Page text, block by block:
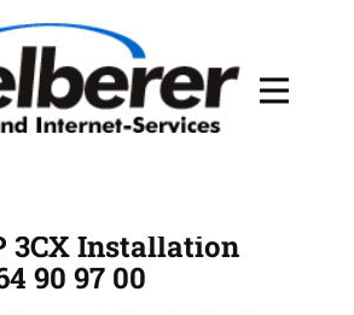
3CX Installation
90 97 00